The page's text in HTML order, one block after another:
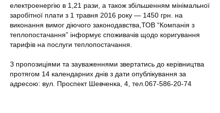
електроенергію в 1,21 рази, а також збільшенням мінімальної
заробітної плати з 1 травня 2016 року — 1450 грн. на
виконання вимог діючого законодавства,ТОВ “Компанія з
теплопостачання” інформує споживачів щодо коригування
тарифів на послуги теплопостачання.
З пропозиціями та зауваженнями звертатись до керівництва
протягом 14 календарних днів з дати опублікування за
адресою: вул. Проспект Шевченка, 4, тел.067-586-20-74